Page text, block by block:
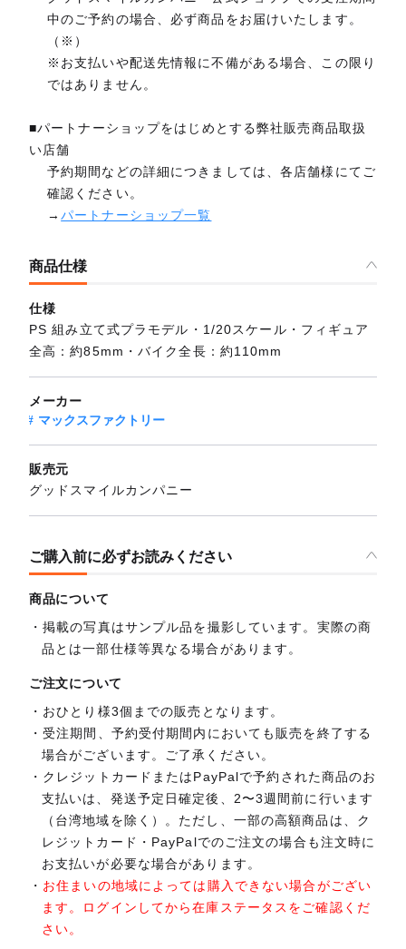
中のご予約の場合、必ず商品をお届けいたします。
（※）
※お支払いや配送先情報に不備がある場合、この限り
ではありません。
■パートナーショップをはじめとする弊社販売商品取扱
い店舗
予約期間などの詳細につきましては、各店舗様にてご
確認ください。
→パートナーショップ一覧
商品仕様
仕様
PS 組み立て式プラモデル・1/20スケール・フィギュア
全高：約85mm・バイク全長：約110mm
メーカー
マックスファクトリー
販売元
グッドスマイルカンパニー
ご購入前に必ずお読みください
商品について
掲載の写真はサンプル品を撮影しています。実際の商
品とは一部仕様等異なる場合があります。
ご注文について
おひとり様3個までの販売となります。
受注期間、予約受付期間内においても販売を終了する
場合がございます。ご了承ください。
クレジットカードまたはPayPalで予約された商品のお
支払いは、発送予定日確定後、2〜3週間前に行います
（台湾地域を除く）。ただし、一部の高額商品は、ク
レジットカード・PayPalでのご注文の場合も注文時に
お支払いが必要な場合があります。
お住まいの地域によっては購入できない場合がござい
ます。ログインしてから在庫ステータスをご確認くだ
さい。